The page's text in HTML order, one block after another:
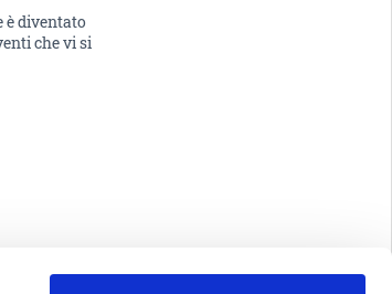
è diventato
che vi si